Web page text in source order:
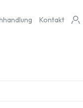
Kontakt